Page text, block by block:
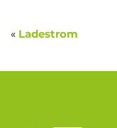
« Ladestrom